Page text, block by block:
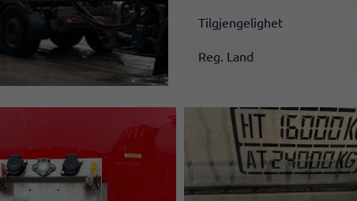
Tilgjengelighet
Reg. Land